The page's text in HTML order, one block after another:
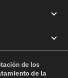
de los
de la